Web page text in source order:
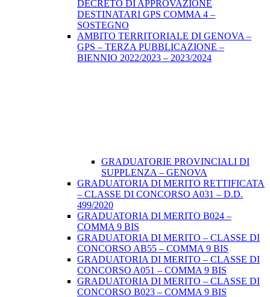
DECRETO DI APPROVAZIONE
DESTINATARI GPS COMMA 4 –
SOSTEGNO
AMBITO TERRITORIALE DI GENOVA –
GPS – TERZA PUBBLICAZIONE –
BIENNIO 2022/2023 – 2023/2024
GRADUATORIE PROVINCIALI DI
SUPPLENZA – GENOVA
GRADUATORIA DI MERITO RETTIFICATA
– CLASSE DI CONCORSO A031 – D.D.
499/2020
GRADUATORIA DI MERITO B024 –
COMMA 9 BIS
GRADUATORIA DI MERITO – CLASSE DI
CONCORSO AB55 – COMMA 9 BIS
GRADUATORIA DI MERITO – CLASSE DI
CONCORSO A051 – COMMA 9 BIS
GRADUATORIA DI MERITO – CLASSE DI
CONCORSO B023 – COMMA 9 BIS